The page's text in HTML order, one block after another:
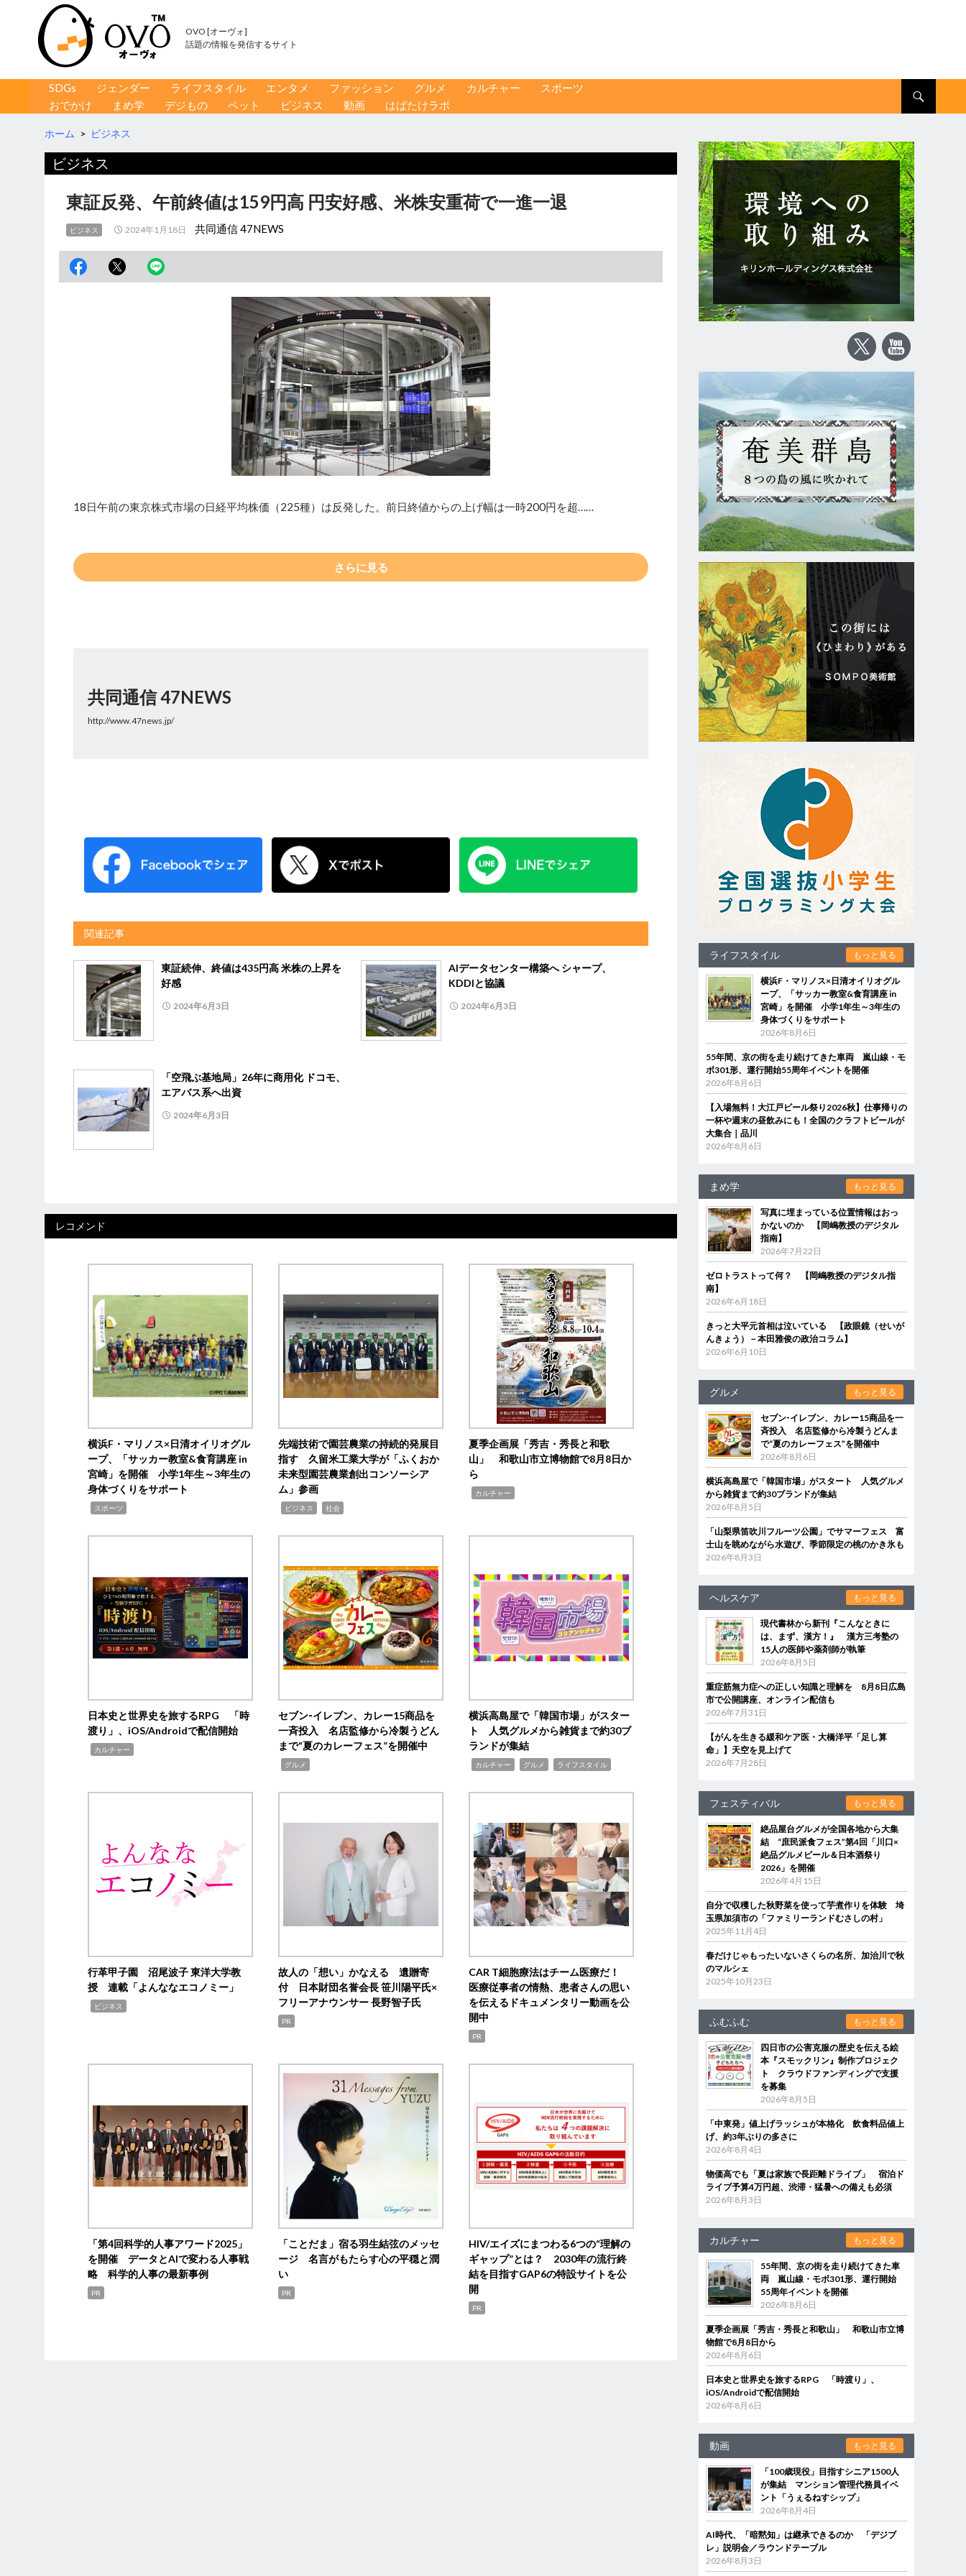
OVO [オーヴォ]
話題の情報を発信するサイト
コンテンツへ移動
SDGs ジェンダー ライフスタイル エンタメ ファッション グルメ カルチャー
スポーツ
おでかけ
まめ学 デジもの ペット ビジネス 動画 はばたけラボ
ホーム > ビジネス
ビジネス
東証反発、午前終値は159円高 円安好感、米株安重荷で一進一退
ビジネス 2024年1月18日 共同通信 47NEWS
18日午前の東京株式市場の日経平均株価（225種）は反発した。前日終値からの上げ幅は一時200円を超……
さらに見る
共同通信 47NEWS
http://www.47news.jp/
関連記事
東証続伸、終値は435円高 米株の上昇を
好感
2024年6月3日
AIデータセンター構築へ シャープ、
KDDIと協議
2024年6月3日
「空飛ぶ基地局」26年に商用化 ドコモ、
エアバス系へ出資
2024年6月3日
レコメンド
横浜F・マリノス×日清オイリオグル
ープ、「サッカー教室&食育講座 in
宮崎」を開催 小学1年生～3年生の
身体づくりをサポート
スポーツ
先端技術で園芸農業の持続的発展目
指す 久留米工業大学が「ふくおか
未来型園芸農業創出コンソーシア
ム」参画
ビジネス 社会
夏季企画展「秀吉・秀長と和歌
山」 和歌山市立博物館で8月8日か
ら
カルチャー
日本史と世界史を旅するRPG 「時
渡り」、iOS/Androidで配信開始
カルチャー
セブン‐イレブン、カレー15商品を
一斉投入 名店監修から冷製うどん
まで“夏のカレーフェス”を開催中
グルメ
横浜高島屋で「韓国市場」がスター
ト 人気グルメから雑貨まで約30ブ
ランドが集結
カルチャー グルメ ライフスタイル
行革甲子園 沼尾波子 東洋大学教
授 連載「よんななエコノミー」
ビジネス
故人の「想い」かなえる 遺贈寄
付 日本財団名誉会長 笹川陽平氏×
フリーアナウンサー 長野智子氏
PR
CAR T細胞療法はチーム医療だ！
医療従事者の情熱、患者さんの思い
を伝えるドキュメンタリー動画を公
開中
PR
「第4回科学的人事アワード2025」
を開催 データとAIで変わる人事戦
略 科学的人事の最新事例
PR
「ことだま」宿る羽生結弦のメッセ
ージ 名言がもたらす心の平穏と潤
い
PR
HIV/エイズにまつわる6つの“理解の
ギャップ”とは？ 2030年の流行終
結を目指すGAP6の特設サイトを公
開
PR
ライフスタイル もっと見る
横浜F・マリノス×日清オイリオグル
ープ、「サッカー教室&食育講座 in
宮崎」を開催 小学1年生～3年生の
身体づくりをサポート
2026年8月6日
55年間、京の街を走り続けてきた車両 嵐山線・モ
ボ301形、運行開始55周年イベントを開催
2026年8月6日
【入場無料！大江戸ビール祭り2026秋】仕事帰りの
一杯や週末の昼飲みにも！全国のクラフトビールが
大集合｜品川
2026年8月6日
まめ学 もっと見る
写真に埋まっている位置情報はおっ
かないのか 【岡嶋教授のデジタル
指南】
2026年7月22日
ゼロトラストって何？ 【岡嶋教授のデジタル指
南】
2026年6月18日
きっと大平元首相は泣いている 【政眼鏡（せいが
んきょう）－本田雅俊の政治コラム】
2026年6月10日
グルメ もっと見る
セブン‐イレブン、カレー15商品を一
斉投入 名店監修から冷製うどんま
で“夏のカレーフェス”を開催中
2026年8月6日
横浜高島屋で「韓国市場」がスタート 人気グルメ
から雑貨まで約30ブランドが集結
2026年8月5日
「山梨県笛吹川フルーツ公園」でサマーフェス 富
士山を眺めながら水遊び、季節限定の桃のかき氷も
2026年8月3日
ヘルスケア もっと見る
現代書林から新刊『こんなときに
は、まず、漢方！』 漢方三考塾の
15人の医師や薬剤師が執筆
2026年8月5日
重症筋無力症への正しい知識と理解を 8月8日広島
市で公開講座、オンライン配信も
2026年7月31日
【がんを生きる緩和ケア医・大橋洋平「足し算
命」】天空を見上げて
2026年7月28日
フェスティバル もっと見る
絶品屋台グルメが全国各地から大集
結 “庶民派食フェス”第4回「川口×
絶品グルメビール＆日本酒祭り
2026」を開催
2026年4月15日
自分で収穫した秋野菜を使って芋煮作りを体験 埼
玉県加須市の「ファミリーランドむさしの村」
2025年11月4日
春だけじゃもったいないさくらの名所、加治川で秋
のマルシェ
2025年10月23日
ふむふむ もっと見る
四日市の公害克服の歴史を伝える絵
本『スモックリン』制作プロジェク
ト クラウドファンディングで支援
を募集
2026年8月5日
「中東発」値上げラッシュが本格化 飲食料品値上
げ、約3年ぶりの多さに
2026年8月4日
物価高でも「夏は家族で長距離ドライブ」 宿泊ド
ライブ予算4万円超、渋滞・猛暑への備えも必須
2026年8月3日
カルチャー もっと見る
55年間、京の街を走り続けてきた車
両 嵐山線・モボ301形、運行開始
55周年イベントを開催
2026年8月6日
夏季企画展「秀吉・秀長と和歌山」 和歌山市立博
物館で8月8日から
2026年8月6日
日本史と世界史を旅するRPG 「時渡り」、
iOS/Androidで配信開始
2026年8月6日
動画 もっと見る
「100歳現役」目指すシニア1500人
が集結 マンション管理代務員イベ
ント「うぇるねすシップ」
2026年8月4日
AI時代、「暗黙知」は継承できるのか 「デジブ
レ」説明会／ラウンドテーブル
2026年8月3日